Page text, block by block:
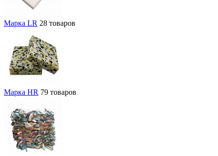
Марка LR 28 товаров
Марка HR 79 товаров